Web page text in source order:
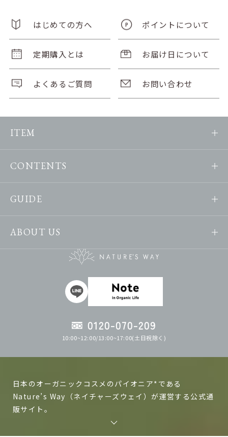
はじめての方へ ポイントについて
定期購入とは お届け日について
よくあるご質問 お問い合わせ
ITEM
CONTENTS
GUIDE
ABOUT US
0120-070-209
10:00~12:00/13:00~17:00(土日祝除く)
日本のオーガニックコスメのパイオニア*である
Nature’s Way（ネイチャーズウェイ）が運営する公式通
販サイト。
ネイチャーズウェイの製品は日本で作る、日本人の肌に